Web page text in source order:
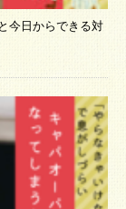
今日からできる対